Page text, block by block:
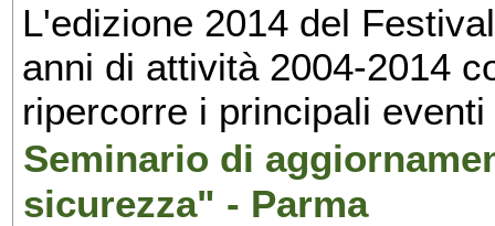
L'edizione 2014 del
anni di attività 2004-2014
ripercorre i principali
Seminario di
sicurezza" - Parma